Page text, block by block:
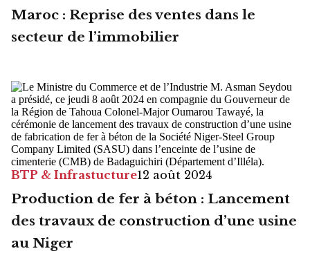
Maroc : Reprise des ventes dans le
secteur de l’immobilier
BTP & Infrastucture12 août 2024
Production de fer à béton : Lancement
des travaux de construction d’une usine
au Niger